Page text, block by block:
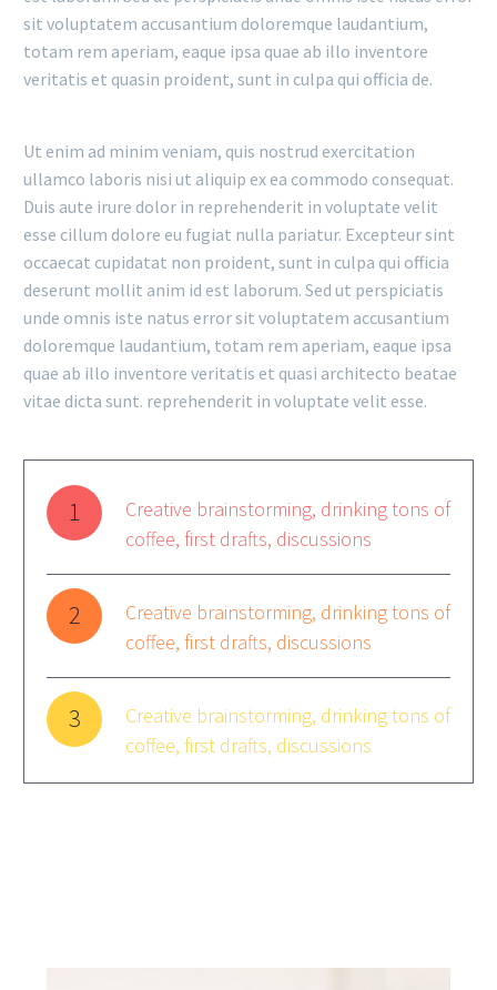
sit voluptatem accusantium doloremque laudantium,
totam rem aperiam, eaque ipsa quae ab illo inventore
veritatis et quasin proident, sunt in culpa qui officia de.
Ut enim ad minim veniam, quis nostrud exercitation
ullamco laboris nisi ut aliquip ex ea commodo consequat.
Duis aute irure dolor in reprehenderit in voluptate velit
esse cillum dolore eu fugiat nulla pariatur. Excepteur sint
occaecat cupidatat non proident, sunt in culpa qui officia
deserunt mollit anim id est laborum. Sed ut perspiciatis
unde omnis iste natus error sit voluptatem accusantium
doloremque laudantium, totam rem aperiam, eaque ipsa
quae ab illo inventore veritatis et quasi architecto beatae
vitae dicta sunt. reprehenderit in voluptate velit esse.
1
Creative brainstorming, drinking tons of
coffee, first drafts, discussions
2
Creative brainstorming, drinking tons of
coffee, first drafts, discussions
3
Creative brainstorming, drinking tons of
coffee, first drafts, discussions